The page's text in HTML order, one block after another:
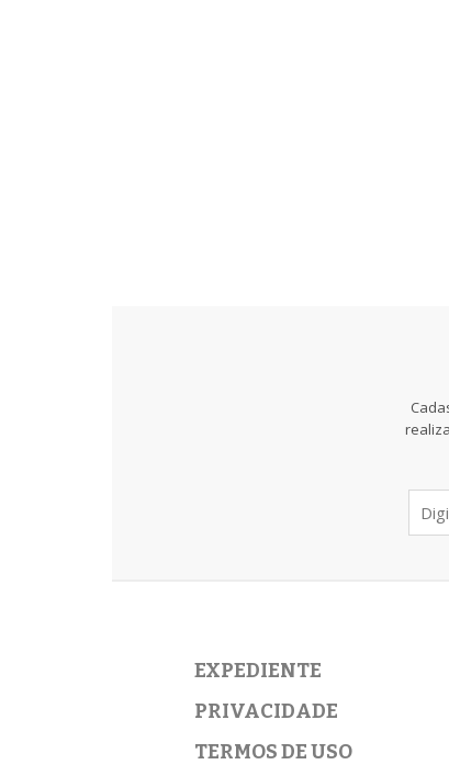
EXPEDIENTE
PRIVACIDADE
TERMOS DE USO